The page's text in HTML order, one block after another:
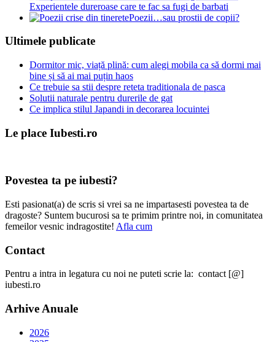
Experientele dureroase care te fac sa fugi de barbati
Poezii…sau prostii de copii?
Ultimele publicate
Dormitor mic, viață plină: cum alegi mobila ca să dormi mai
bine și să ai mai puțin haos
Ce trebuie sa stii despre reteta traditionala de pasca
Solutii naturale pentru durerile de gat
Ce implica stilul Japandi in decorarea locuintei
Le place Iubesti.ro
Povestea ta pe iubesti?
Esti pasionat(a) de scris si vrei sa ne impartasesti povestea ta de
dragoste? Suntem bucurosi sa te primim printre noi, in comunitatea
femeilor vesnic indragostite! Afla cum
Contact
Pentru a intra in legatura cu noi ne puteti scrie la: contact [@]
iubesti.ro
Arhive Anuale
2026